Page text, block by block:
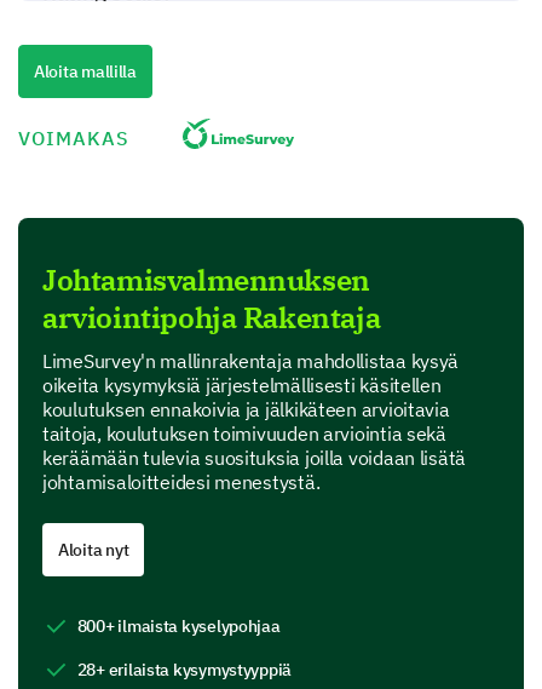
2 - Poor
3 - Average
4 - Good
5 - Excellent
Team management
Decision-making
Conflict resolution
Strategic thinking
Post-Training Skills Assessment
Let's evaluate the effectiveness of the training in
Considering your post-training skills, please
rate your new level of proficiency and the
Aloita mallilla
VOIMAKAS
Johtamisvalmennuksen
arviointipohja Rakentaja
LimeSurvey'n mallinrakentaja mahdollistaa kysyä
oikeita kysymyksiä järjestelmällisesti käsitellen
koulutuksen ennakoivia ja jälkikäteen arvioitavia
taitoja, koulutuksen toimivuuden arviointia sekä
keräämään tulevia suosituksia joilla voidaan lisätä
johtamisaloitteidesi menestystä.
Aloita nyt
800+ ilmaista kyselypohjaa
28+ erilaista kysymystyyppiä